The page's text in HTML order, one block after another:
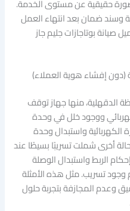
حقيقية عن مستوى الخدمة.
وسند ضمان بعد انتهاء العمل
بوتاجازات جليم جاز
(دون إفشاء هوية العملاء)
الدقهلية، منها جهاز توقف
ووجود خلل في وحدة
الكهربائية واستبدال وحدة
أخرى شملت تسريبًا بسيطًا عند
الربط واستبدال الوصلة
وجود تسريب. مثل هذه الأمثلة
وعدم المجازفة بتجربة حلول